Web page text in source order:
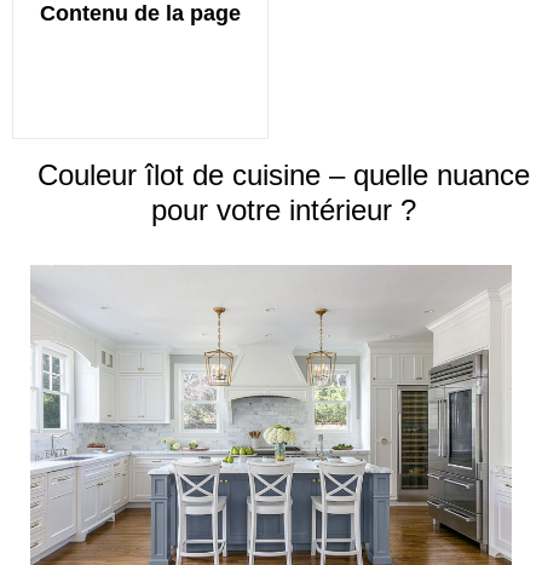
Contenu de la page
Couleur îlot de cuisine – quelle nuance
pour votre intérieur ?